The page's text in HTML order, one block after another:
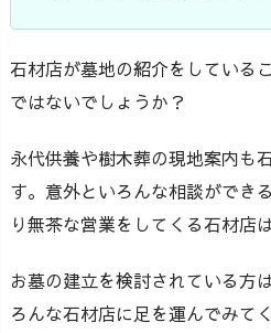
石材店が墓地の紹介をしている
ではないでしょうか？
永代供養や樹木葬の現地案内も
す。意外といろんな相談ができ
り無茶な営業をしてくる石材店
お墓の建立を検討されている方
ろんな石材店に足を運んでみて